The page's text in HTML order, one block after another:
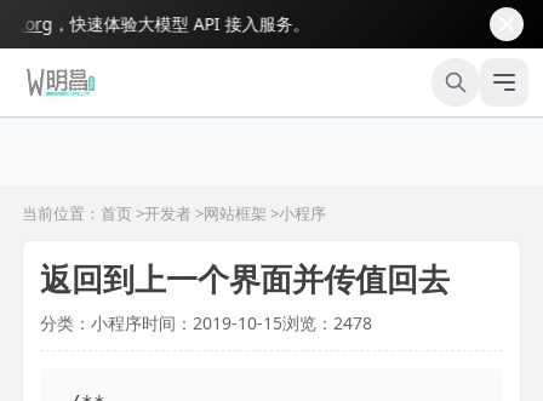
，快速体验大模型 API 接入服务。
当前位置：首页 >开发者 >网站框架 >小程序
返回到上一个界面并传值回去
分类：小程序时间：2019-10-15浏览：2478